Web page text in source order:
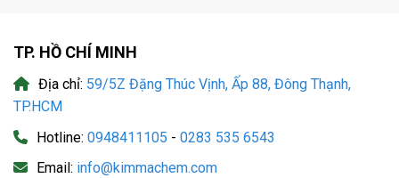
TP. HỒ CHÍ MINH
Địa chỉ: 59/5Z Đặng Thúc Vịnh, Ấp 88, Đông Thạnh,
TP.HCM
Hotline: 0948411105 - 0283 535 6543
Email: info@kimmachem.com